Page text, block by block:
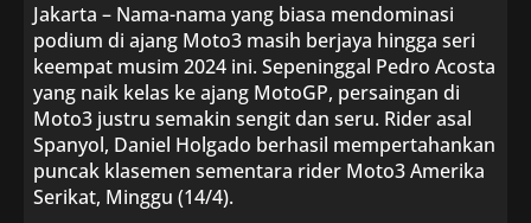
Jakarta – Nama-nama yang biasa mendominasi
podium di ajang Moto3 masih berjaya hingga seri
keempat musim 2024 ini. Sepeninggal Pedro Acosta
yang naik kelas ke ajang MotoGP, persaingan di
Moto3 justru semakin sengit dan seru. Rider asal
Spanyol, Daniel Holgado berhasil mempertahankan
puncak klasemen sementara rider Moto3 Amerika
Serikat, Minggu (14/4).